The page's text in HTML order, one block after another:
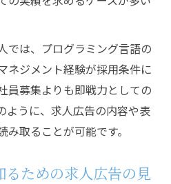
バイト経験とプロ意識
されるバイト時代の実績
イト経験の強みとは
へ転身する求人選びのコ
採用側はどう評価するか
では、プログラミング言語の
ネジメント経験が採用条件に
員募集よりも即戦力としての
ように、求人広告の内容や表
取ることが可能です。
ための求人広告の見